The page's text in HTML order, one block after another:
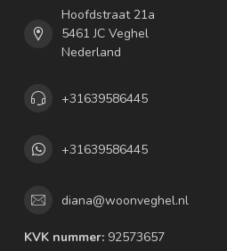
Hoofdstraat 21a
5461 JC Veghel
Nederland
+31639586445
+31639586445
diana@woonveghel.nl
KVK nummer: 92573657